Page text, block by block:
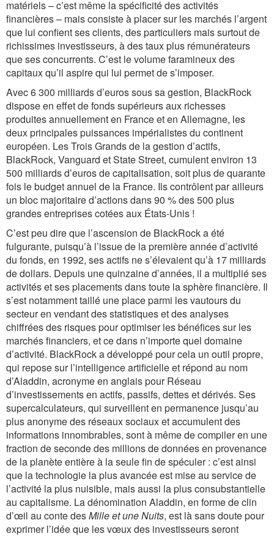
matériels – c’est même la spécificité des activités
financières – mais consiste à placer sur les marchés l’argent
que lui confient ses clients, des particuliers mais surtout de
richissimes investisseurs, à des taux plus rémunérateurs
que ses concurrents. C’est le volume faramineux des
capitaux qu’il aspire qui lui permet de s’imposer.
Avec 6 300 milliards d’euros sous sa gestion, BlackRock
dispose en effet de fonds supérieurs aux richesses
produites annuellement en France et en Allemagne, les
deux principales puissances impérialistes du continent
européen. Les Trois Grands de la gestion d’actifs,
BlackRock, Vanguard et State Street, cumulent environ 13
500 milliards d’euros de capitalisation, soit plus de quarante
fois le budget annuel de la France. Ils contrôlent par ailleurs
un bloc majoritaire d’actions dans 90 % des 500 plus
grandes entreprises cotées aux États-Unis !
C’est peu dire que l’ascension de BlackRock a été
fulgurante, puisqu’à l’issue de la première année d’activité
du fonds, en 1992, ses actifs ne s’élevaient qu’à 17 milliards
de dollars. Depuis une quinzaine d’années, il a multiplié ses
activités et ses placements dans toute la sphère financière. Il
s’est notamment taillé une place parmi les vautours du
secteur en vendant des statistiques et des analyses
chiffrées des risques pour optimiser les bénéfices sur les
marchés financiers, et ce dans n’importe quel domaine
d’activité. BlackRock a développé pour cela un outil propre,
qui repose sur l’intelligence artificielle et répond au nom
d’Aladdin, acronyme en anglais pour Réseau
d’investissements en actifs, passifs, dettes et dérivés. Ses
supercalculateurs, qui surveillent en permanence jusqu’au
plus anonyme des réseaux sociaux et accumulent des
informations innombrables, sont à même de compiler en une
fraction de seconde des millions de données en provenance
de la planète entière à la seule fin de spéculer : c’est ainsi
que la technologie la plus avancée est mise au service de
l’activité la plus nuisible, mais aussi la plus consubstantielle
au capitalisme. La dénomination Aladdin, en forme de clin
d’œil au conte desMille et une Nuits, est là sans doute pour
exprimer l’idée que les vœux des investisseurs seront